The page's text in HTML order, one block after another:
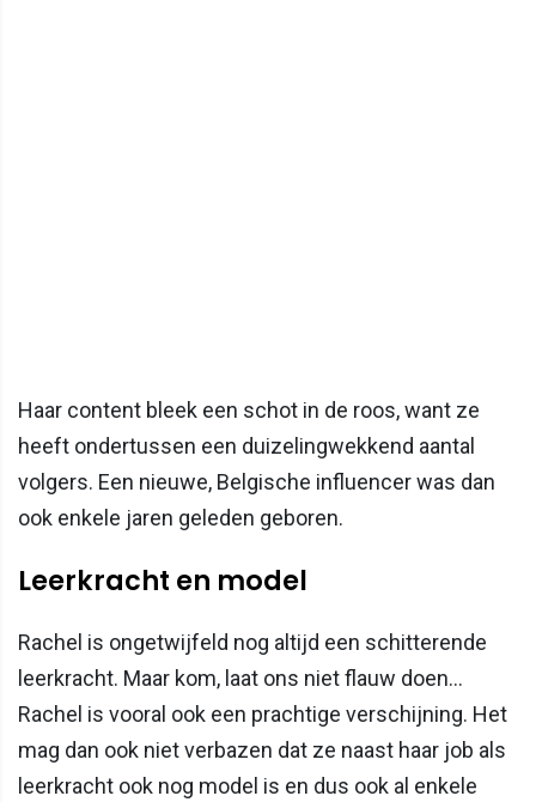
Haar content bleek een schot in de roos, want ze
heeft ondertussen een duizelingwekkend aantal
volgers. Een nieuwe, Belgische influencer was dan
ook enkele jaren geleden geboren.
Leerkracht en model
Rachel is ongetwijfeld nog altijd een schitterende
leerkracht. Maar kom, laat ons niet flauw doen…
Rachel is vooral ook een prachtige verschijning. Het
mag dan ook niet verbazen dat ze naast haar job als
leerkracht ook nog model is en dus ook al enkele